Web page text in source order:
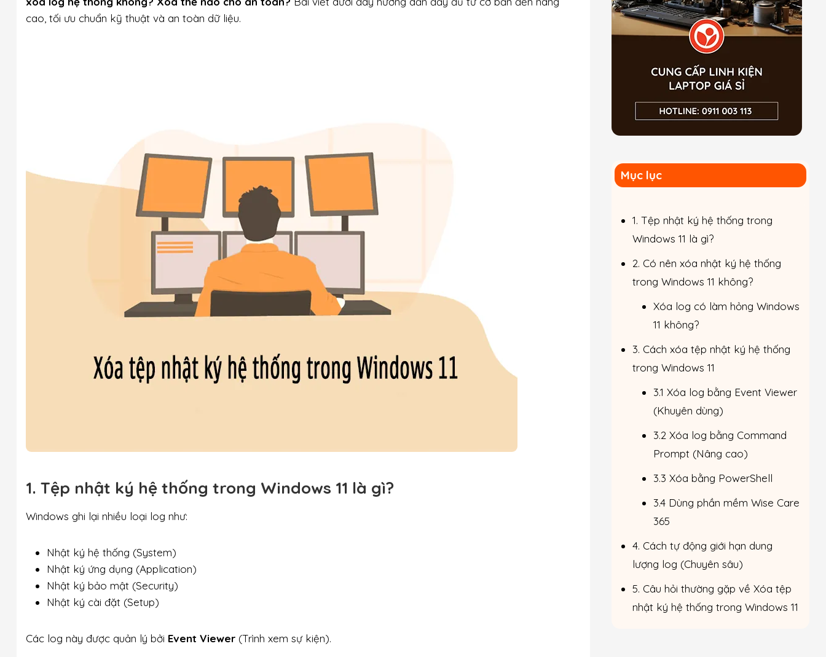
cao, tối ưu chuẩn kỹ thuật và an toàn dữ liệu.
1. Tệp nhật ký hệ thống trong Windows 11 là gì?
Windows ghi lại nhiều loại log như:
Nhật ký hệ thống (System)
Nhật ký ứng dụng (Application)
Nhật ký bảo mật (Security)
Nhật ký cài đặt (Setup)
Các log này được quản lý bởi Event Viewer (Trình xem sự kiện).
Mục lục
1. Tệp nhật ký hệ thống trong
Windows 11 là gì?
2. Có nên xóa nhật ký hệ thống
trong Windows 11 không?
Xóa log có làm hỏng Windows
11 không?
3. Cách xóa tệp nhật ký hệ thống
trong Windows 11
3.1 Xóa log bằng Event Viewer
(Khuyên dùng)
3.2 Xóa log bằng Command
Prompt (Nâng cao)
3.3 Xóa bằng PowerShell
3.4 Dùng phần mềm Wise Care
365
4. Cách tự động giới hạn dung
lượng log (Chuyên sâu)
5. Câu hỏi thường gặp về Xóa tệp
nhật ký hệ thống trong Windows 11